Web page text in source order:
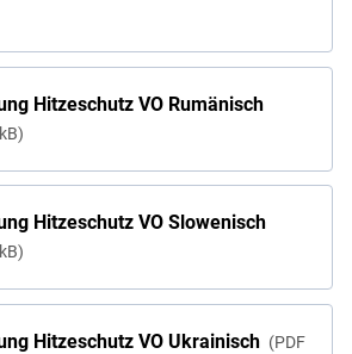
Hitzeschutz VO Rumänisch
Hitzeschutz VO Slowenisch
Hitzeschutz VO Ukrainisch
PDF